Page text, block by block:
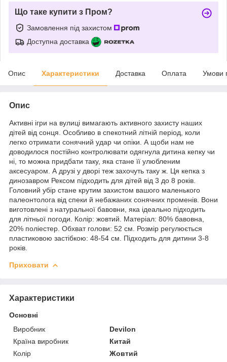
Що таке купити з Пром?
Замовлення під захистом
Доступна доставка
Опис Характеристики Доставка Оплата Умови
Опис
Активні ігри на вулиці вимагають активного захисту наших
дітей від сонця. Особливо в спекотний літній період, коли
легко отримати сонячний удар чи опіки. А щоби нам не
доводилося постійно контролювати одягнула дитина кепку чи
ні, то можна придбати таку, яка стане її улюбленим
аксесуаром. А друзі у дворі теж захочуть таку ж. Ця кепка з
динозавром Рексом підходить для дітей від 3 до 8 років.
Головний убір стане крутим захистом вашого маленького
палеонтолога від спеки й небажаних сонячних променів. Вони
виготовлені з натуральної бавовни, яка ідеально підходить
для літньої погоди. Колір: жовтий. Матеріал: 80% бавовна,
20% поліестер. Обхват голови: 52 см. Розмір регулюється
пластиковою застібкою: 48-54 см. Підходить для дитини 3-8
років.
Приховати
Характеристики
Основні
Виробник
Devilon
Країна виробник
Китай
Колір
Жовтий